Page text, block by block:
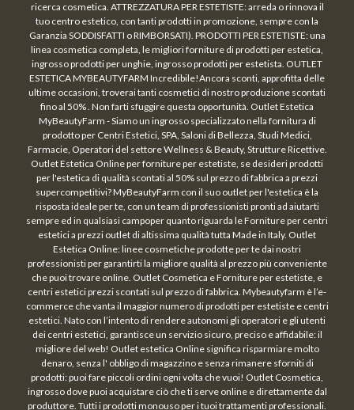
ricerca cosmetica. ATTREZZATURA PER ESTETISTE: arreda o rinnova il
tuo centro estetico, con tanti prodotti in promozione, sempre con la
Garanzia SODDISFATTI o RIMBORSATI). PRODOTTI PER ESTETISTE: una
linea cosmetica completa, le migliori forniture di prodotti per estetica,
ingrosso prodotti per unghie, ingrosso prodotti per estetista. OUTLET
ESTETICA MYBEAUTYFARM Incredibile!Ancora sconti, approfitta delle
ultime occasioni, troverai tanti cosmetici di nostro produzione scontati
fino al 50% . Non farti sfuggire questa opportunità. Outlet Estetica
MyBeautyFarm - Siamo un ingrosso specializzato nella fornitura di
prodotto per Centri Estetici, SPA, Saloni di Bellezza, Studi Medici,
Farmacie, Operatori del settore Wellness & Beauty, Strutture Ricettive.
Outlet Estetica Online per forniture per estetiste, se desideri prodotti
per l'estetica di qualità scontati al 50% sul prezzo di fabbrica a prezzi
supercompetitivi? MyBeautyFarm con il suo outlet per l'estetica è la
risposta ideale per te, con un team di professionisti pronti ad aiutarti
sempre ed in qualsiasi campoper quanto riguarda le Forniture per centri
estetici a prezzi outlet di altissima qualità tutta Made in Italy. Outlet
Estetica Online: linee cosmetiche prodotte per te dai nostri
professionisti per garantirti la migliore qualità al prezzo più conveniente
che puoi trovare online. Outlet Cosmetica e Forniture per estetiste, e
centri estetici prezzi scontati sul prezzo di fabbrica. Mybeautyfarm è l’e-
commerce che vanta il maggior numero di prodotti per estetiste e centri
estetici. Nato con l’intento di rendere autonomi gli operatori e gli utenti
dei centri estetici, garantisce un servizio sicuro, preciso e affidabile: il
migliore del web! Outlet estetica Online significa risparmiare molto
denaro, senza l' obbligo di magazzino e senza rimanere sforniti di
prodotti: puoi fare piccoli ordini ogni volta che vuoi! Outlet Cosmetica,
ingrosso dove puoi acquistare ciò che ti serve online e direttamente dal
produttore. Tutti i prodotti monouso per i tuoi trattamenti professionali.